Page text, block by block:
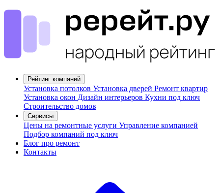
Рейтинг компаний
Установка потолков Установка дверей Ремонт квартир
Установка окон Дизайн интерьеров Кухни под ключ
Строительство домов
Сервисы
Цены на ремонтные услуги Управление компанией
Подбор компаний под ключ
Блог про ремонт
Контакты